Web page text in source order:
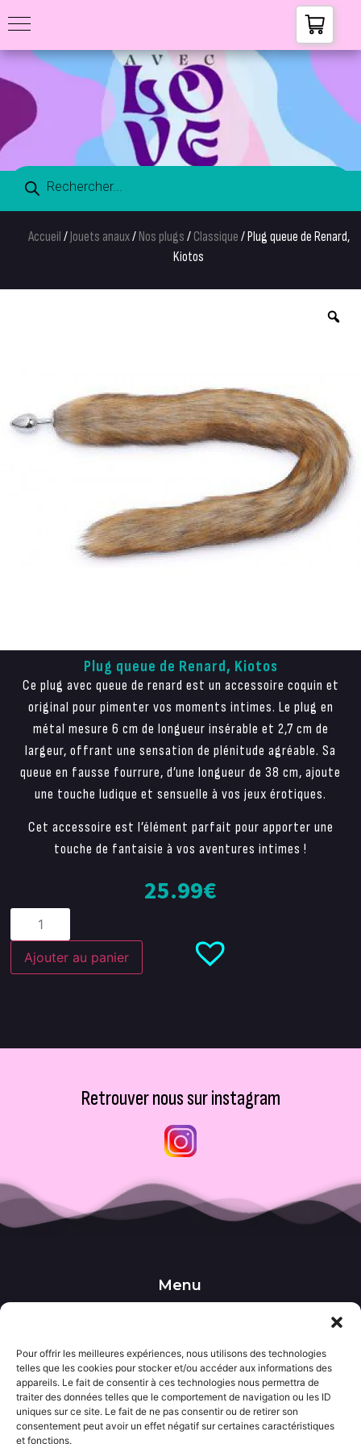
Pour offrir les meilleures expériences, nous utilisons des technologies
telles que les cookies pour stocker et/ou accéder aux informations des
appareils. Le fait de consentir à ces technologies nous permettra de
traiter des données telles que le comportement de navigation ou les ID
uniques sur ce site. Le fait de ne pas consentir ou de retirer son
consentement peut avoir un effet négatif sur certaines caractéristiques
et fonctions.
Accueil /Jouets anaux/ Nos plugs / Classique / Plug queue de Renard,
Kiotos
Plug queue de Renard, Kiotos
Ce plug avec queue de renard est un accessoire coquin et
original pour pimenter vos moments intimes. Le plug en
métal mesure 6 cm de longueur insérable et 2,7 cm de
largeur, offrant une sensation de plénitude agréable. Sa
queue en fausse fourrure, d’une longueur de 38 cm, ajoute
une touche ludique et sensuelle à vos jeux érotiques.
Cet accessoire est l’élément parfait pour apporter une
touche de fantaisie à vos aventures intimes !
25.99€
Ajouter au panier
Retrouver nous sur instagram
Menu
••• Accueil
••• Wishlist
••• Actualités
Informations